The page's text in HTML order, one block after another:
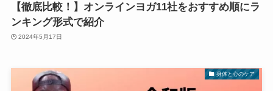
【徹底比較！】オンラインヨガ11社をおすすめ順にラ
ンキング形式で紹介
2024年5月17日
身体と心のケア